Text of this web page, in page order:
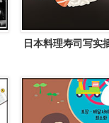
日本料理寿司写实